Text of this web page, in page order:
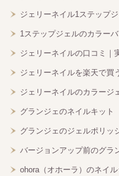
ジェリーネイル1ステップ
1ステップジェルのカラー
ジェリーネイルの口コミ｜
ジェリーネイルを楽天で買
ジェリーネイルのカラージ
グランジェのネイルキット
グランジェのジェルポリッ
バージョンアップ前のグラ
ohora（オホーラ）のネイ